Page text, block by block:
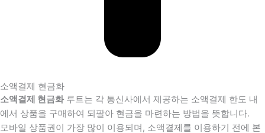
소액결제 현금화
소액결제 현금화루트는 각 통신사에서 제공하는 소액결제 한도 내
에서 상품을 구매하여 되팔아 현금을 마련하는 방법을 뜻합니다.
모바일 상품권이 가장 많이 이용되며, 소액결제를 이용하기 전에 본